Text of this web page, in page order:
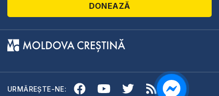
DONEAZĂ
URMĂREȘTE-NE: